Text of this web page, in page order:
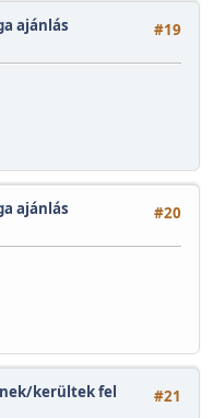
#19
ajánlás
#20
ajánlás
#21
kerültek fel